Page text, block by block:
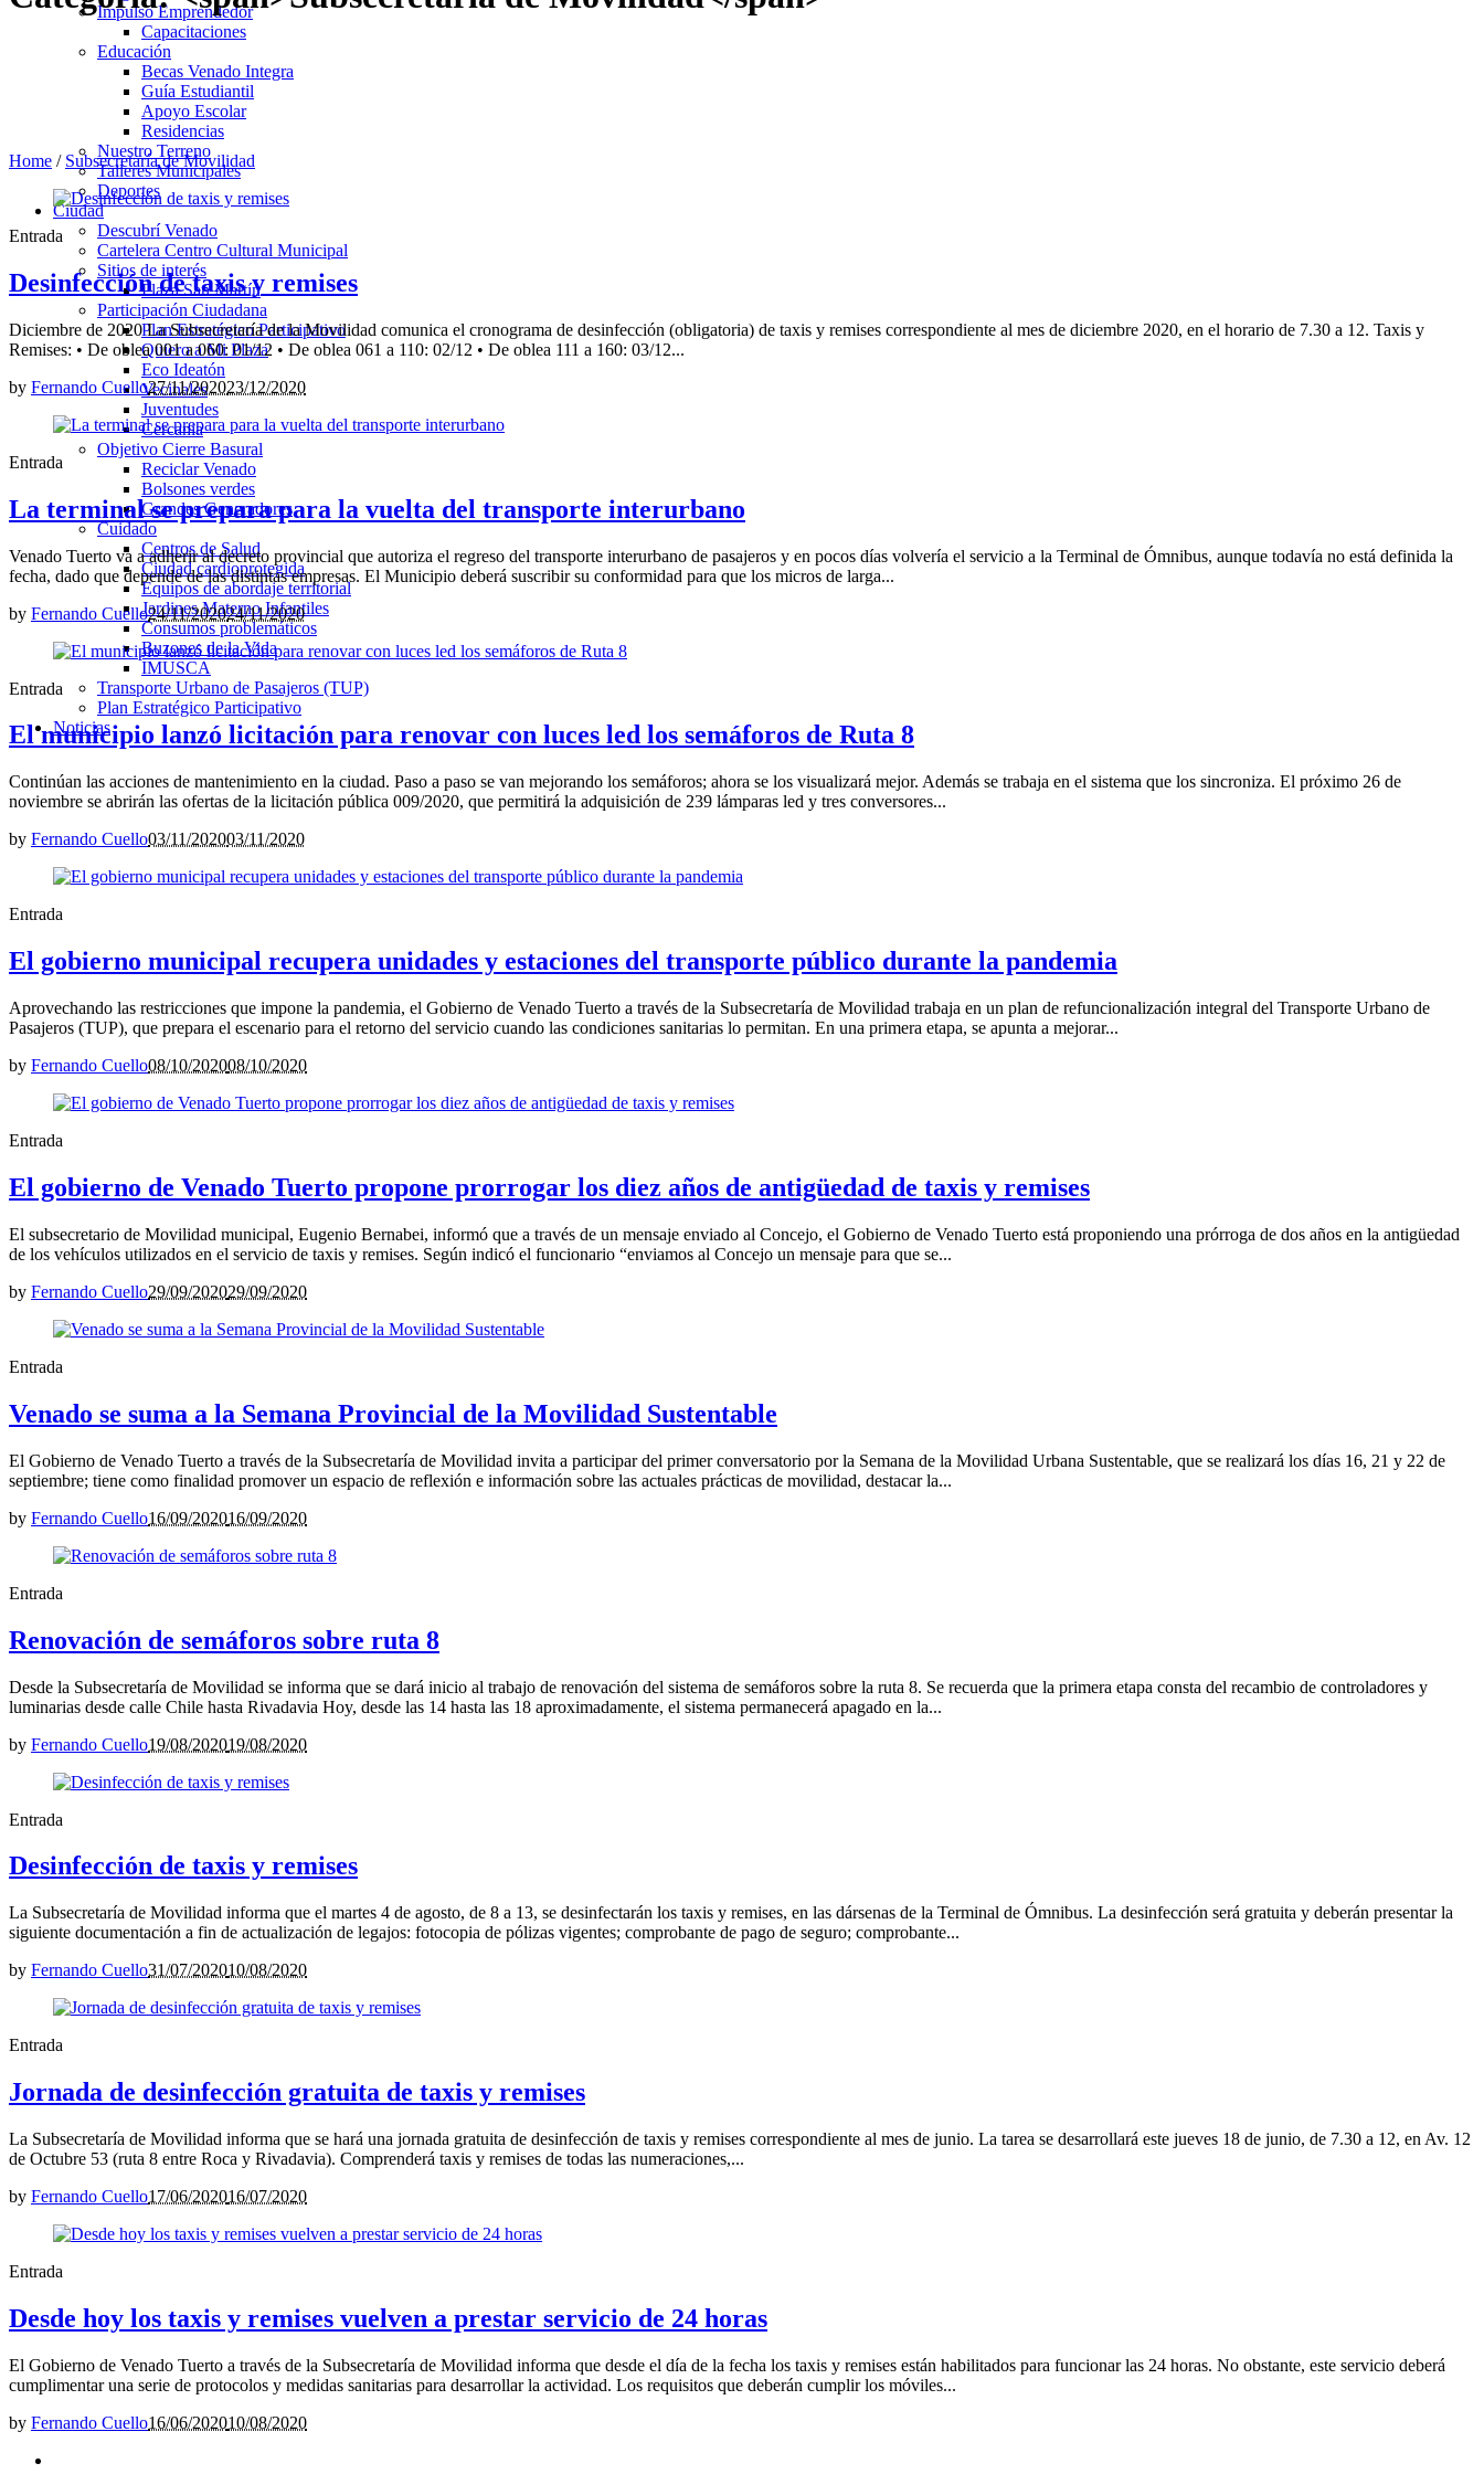
Impulso Emprendedor
Capacitaciones
Educación
Becas Venado Integra
Guía Estudiantil
Apoyo Escolar
Residencias
Nuestro Terreno
Talleres Municipales
Deportes
Ciudad
Descubrí Venado
Cartelera Centro Cultural Municipal
Sitios de interés
Plaza San Martín
Participación Ciudadana
Plan Estratégico Participativo
Quiero a Mi Plaza
Eco Ideatón
Vecinales
Juventudes
Cercania
Objetivo Cierre Basural
Reciclar Venado
Bolsones verdes
Grandes Generadores
Cuidado
Centros de Salud
Ciudad cardioprotegida
Equipos de abordaje territorial
Jardines Materno Infantiles
Consumos problemáticos
Buzones de la Vida
IMUSCA
Transporte Urbano de Pasajeros (TUP)
Plan Estratégico Participativo
Noticias
Home / Subsecretaría de Movilidad
Entrada
Desinfección de taxis y remises
Diciembre de 2020 La Subsecretaría de la Movilidad comunica el cronograma de desinfección (obligatoria) de taxis y remises correspondiente al mes de diciembre 2020, en el horario de 7.30 a 12. Taxis y
Remises: • De oblea 001 a 060: 01/12 • De oblea 061 a 110: 02/12 • De oblea 111 a 160: 03/12...
by Fernando Cuello27/11/202023/12/2020
Entrada
La terminal se prepara para la vuelta del transporte interurbano
Venado Tuerto va a adherir al decreto provincial que autoriza el regreso del transporte interurbano de pasajeros y en pocos días volvería el servicio a la Terminal de Ómnibus, aunque todavía no está definida la
fecha, dado que depende de las distintas empresas. El Municipio deberá suscribir su conformidad para que los micros de larga...
by Fernando Cuello24/11/202024/11/2020
Entrada
El municipio lanzó licitación para renovar con luces led los semáforos de Ruta 8
Continúan las acciones de mantenimiento en la ciudad. Paso a paso se van mejorando los semáforos; ahora se los visualizará mejor. Además se trabaja en el sistema que los sincroniza. El próximo 26 de
noviembre se abrirán las ofertas de la licitación pública 009/2020, que permitirá la adquisición de 239 lámparas led y tres conversores...
by Fernando Cuello03/11/202003/11/2020
Entrada
El gobierno municipal recupera unidades y estaciones del transporte público durante la pandemia
Aprovechando las restricciones que impone la pandemia, el Gobierno de Venado Tuerto a través de la Subsecretaría de Movilidad trabaja en un plan de refuncionalización integral del Transporte Urbano de
Pasajeros (TUP), que prepara el escenario para el retorno del servicio cuando las condiciones sanitarias lo permitan. En una primera etapa, se apunta a mejorar...
by Fernando Cuello08/10/202008/10/2020
Entrada
El gobierno de Venado Tuerto propone prorrogar los diez años de antigüedad de taxis y remises
El subsecretario de Movilidad municipal, Eugenio Bernabei, informó que a través de un mensaje enviado al Concejo, el Gobierno de Venado Tuerto está proponiendo una prórroga de dos años en la antigüedad
de los vehículos utilizados en el servicio de taxis y remises. Según indicó el funcionario “enviamos al Concejo un mensaje para que se...
by Fernando Cuello29/09/202029/09/2020
Entrada
Venado se suma a la Semana Provincial de la Movilidad Sustentable
El Gobierno de Venado Tuerto a través de la Subsecretaría de Movilidad invita a participar del primer conversatorio por la Semana de la Movilidad Urbana Sustentable, que se realizará los días 16, 21 y 22 de
septiembre; tiene como finalidad promover un espacio de reflexión e información sobre las actuales prácticas de movilidad, destacar la...
by Fernando Cuello16/09/202016/09/2020
Entrada
Renovación de semáforos sobre ruta 8
Desde la Subsecretaría de Movilidad se informa que se dará inicio al trabajo de renovación del sistema de semáforos sobre la ruta 8. Se recuerda que la primera etapa consta del recambio de controladores y
luminarias desde calle Chile hasta Rivadavia Hoy, desde las 14 hasta las 18 aproximadamente, el sistema permanecerá apagado en la...
by Fernando Cuello19/08/202019/08/2020
Entrada
Desinfección de taxis y remises
La Subsecretaría de Movilidad informa que el martes 4 de agosto, de 8 a 13, se desinfectarán los taxis y remises, en las dársenas de la Terminal de Ómnibus. La desinfección será gratuita y deberán presentar la
siguiente documentación a fin de actualización de legajos: fotocopia de pólizas vigentes; comprobante de pago de seguro; comprobante...
by Fernando Cuello31/07/202010/08/2020
Entrada
Jornada de desinfección gratuita de taxis y remises
La Subsecretaría de Movilidad informa que se hará una jornada gratuita de desinfección de taxis y remises correspondiente al mes de junio. La tarea se desarrollará este jueves 18 de junio, de 7.30 a 12, en Av. 12
de Octubre 53 (ruta 8 entre Roca y Rivadavia). Comprenderá taxis y remises de todas las numeraciones,...
by Fernando Cuello17/06/202016/07/2020
Entrada
Desde hoy los taxis y remises vuelven a prestar servicio de 24 horas
El Gobierno de Venado Tuerto a través de la Subsecretaría de Movilidad informa que desde el día de la fecha los taxis y remises están habilitados para funcionar las 24 horas. No obstante, este servicio deberá
cumplimentar una serie de protocolos y medidas sanitarias para desarrollar la actividad. Los requisitos que deberán cumplir los móviles...
by Fernando Cuello16/06/202010/08/2020